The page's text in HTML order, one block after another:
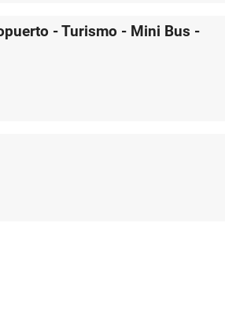
- Turismo - Mini Bus -